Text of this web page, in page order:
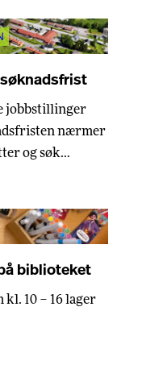
jobbstillinger
nærmer
og søk…
biblioteket
kl. 10 – 16 lager